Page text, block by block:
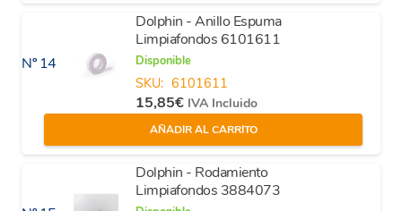
Nº 14
Dolphin - Anillo Espuma
Limpiafondos 6101611
Disponible
SKU: 6101611
15,85€ IVA Incluido
AÑADIR AL CARRITO
Dolphin - Rodamiento
Limpiafondos 3884073